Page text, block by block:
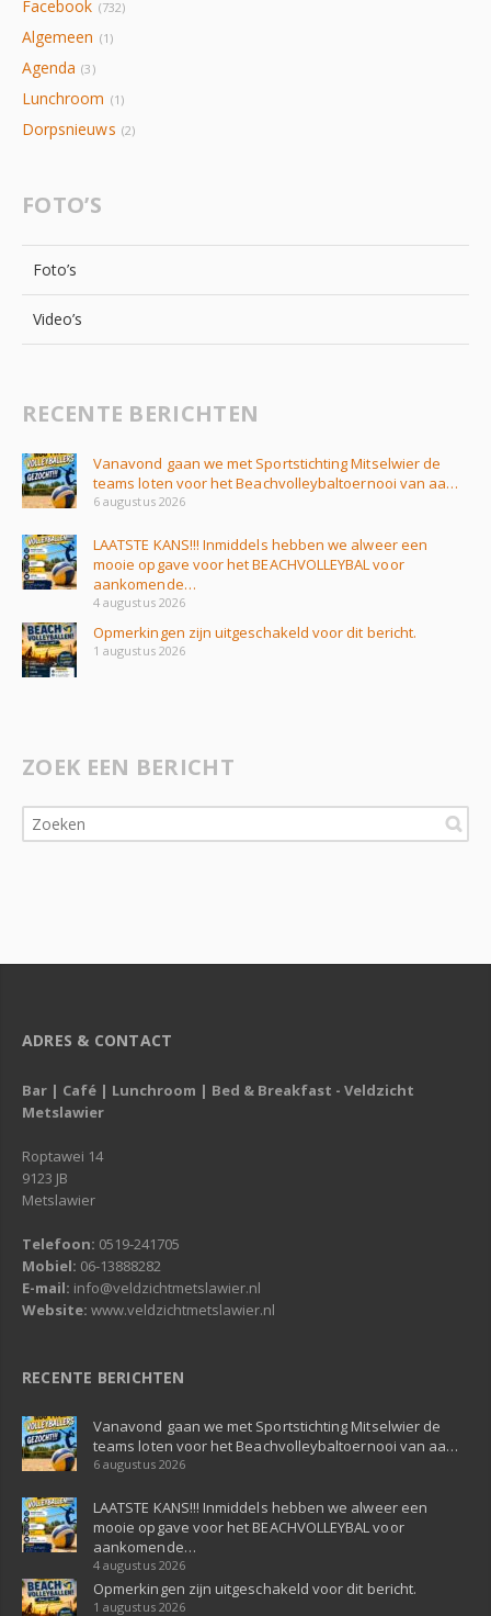
Facebook (732)
Algemeen (1)
Agenda (3)
Lunchroom (1)
Dorpsnieuws (2)
FOTO’S
Foto’s
Video’s
RECENTE BERICHTEN
Vanavond gaan we met Sportstichting Mitselwier de
teams loten voor het Beachvolleybaltoernooi van aa…
6 augustus 2026
LAATSTE KANS!!! Inmiddels hebben we alweer een
mooie opgave voor het BEACHVOLLEYBAL voor
aankomende…
4 augustus 2026
Opmerkingen zijn uitgeschakeld voor dit bericht.
1 augustus 2026
ZOEK EEN BERICHT
ADRES & CONTACT
Bar | Café | Lunchroom | Bed & Breakfast - Veldzicht
Metslawier
Roptawei 14
9123 JB
Metslawier
Telefoon: 0519-241705
Mobiel: 06-13888282
E-mail: info@veldzichtmetslawier.nl
Website: www.veldzichtmetslawier.nl
RECENTE BERICHTEN
Vanavond gaan we met Sportstichting Mitselwier de
teams loten voor het Beachvolleybaltoernooi van aa…
6 augustus 2026
LAATSTE KANS!!! Inmiddels hebben we alweer een
mooie opgave voor het BEACHVOLLEYBAL voor
aankomende…
4 augustus 2026
Opmerkingen zijn uitgeschakeld voor dit bericht.
1 augustus 2026